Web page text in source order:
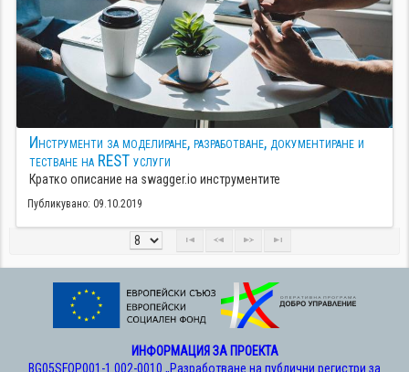
Инструменти за моделиране, разработване, документиране и
тестване на REST услуги
Кратко описание на swagger.io инструментите
Публикувано: 09.10.2019
ИНФОРМАЦИЯ ЗА ПРОЕКТА
BG05SFOP001-1.002-0010 „Разработване на публични регистри за